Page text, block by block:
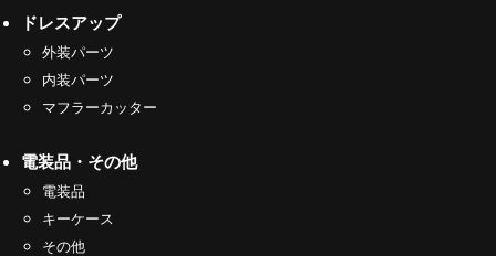
ドレスアップ
外装パーツ
内装パーツ
マフラーカッター
電装品・その他
電装品
キーケース
その他